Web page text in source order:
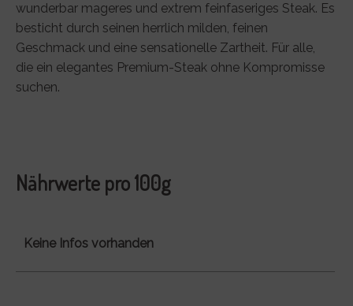
wunderbar mageres und extrem feinfaseriges Steak. Es
besticht durch seinen herrlich milden, feinen
Geschmack und eine sensationelle Zartheit. Für alle,
die ein elegantes Premium-Steak ohne Kompromisse
suchen.
Nährwerte pro 100g
Keine Infos vorhanden